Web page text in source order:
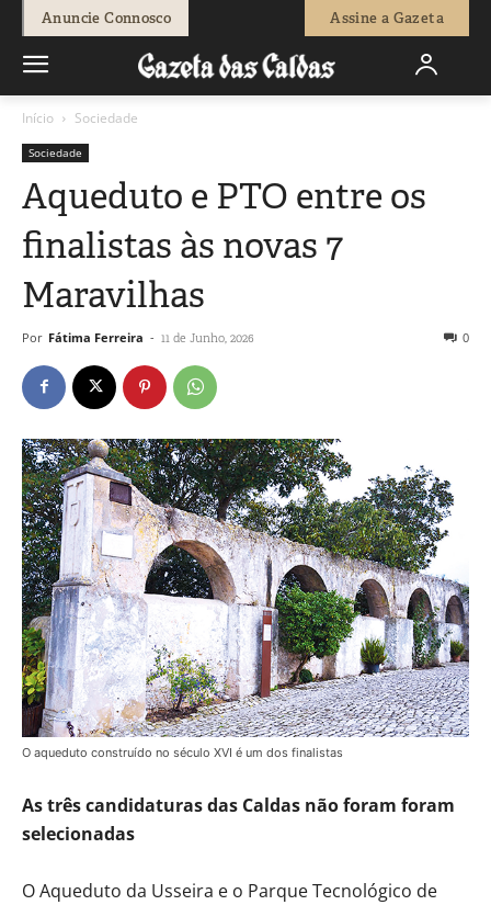
Anuncie Connosco Assine a Gazeta
Início Sociedade
Sociedade
Aqueduto e PTO entre os
finalistas às novas 7
Maravilhas
Por Fátima Ferreira - 11 de Junho, 2026 0
O aqueduto construído no século XVI é um dos finalistas
As três candidaturas das Caldas não foram foram
selecionadas
O Aqueduto da Usseira e o Parque Tecnológico de